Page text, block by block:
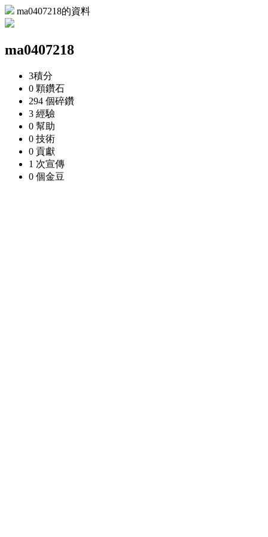
ma0407218的資料
ma0407218
3積分
0 顆鑽石
294 個碎鑽
3 經驗
0 幫助
0 技術
0 貢獻
1 次宣傳
0 個金豆